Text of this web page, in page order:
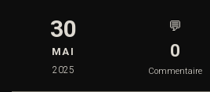
30
MAI
2025
💬
0
Commentaire